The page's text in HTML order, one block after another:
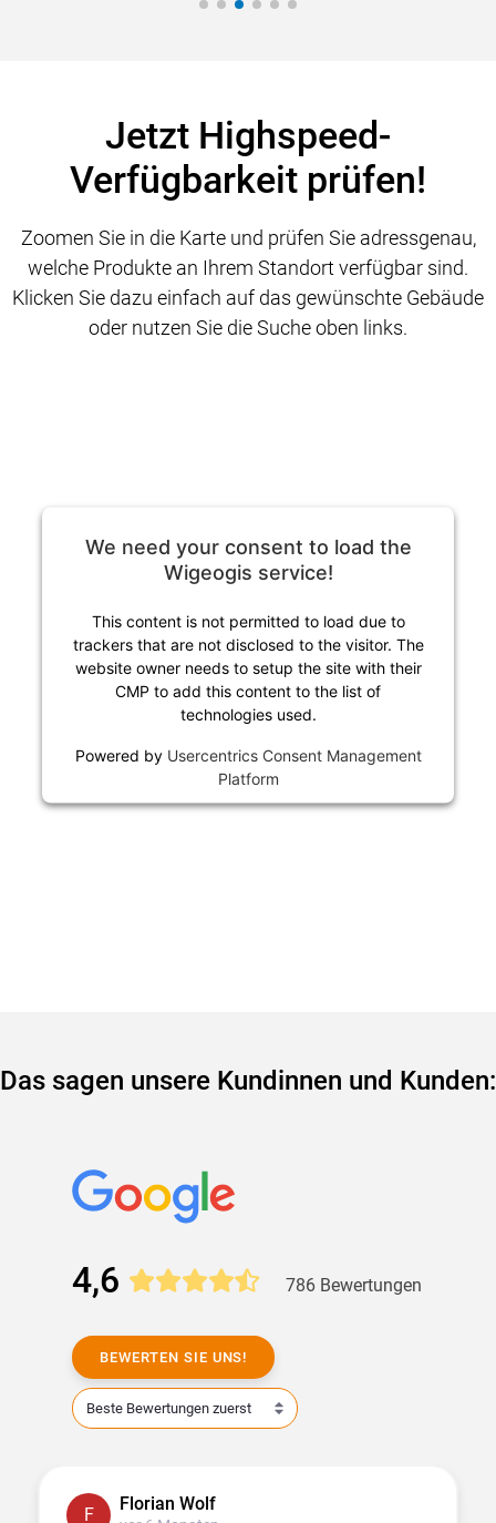
Jetzt Highspeed-
Verfügbarkeit prüfen!
Zoomen Sie in die Karte und prüfen Sie adressgenau,
welche Produkte an Ihrem Standort verfügbar sind.
Klicken Sie dazu einfach auf das gewünschte Gebäude
oder nutzen Sie die Suche oben links.
We need your consent to load the
Wigeogis service!
This content is not permitted to load due to
trackers that are not disclosed to the visitor. The
website owner needs to setup the site with their
CMP to add this content to the list of
technologies used.
Powered by Usercentrics Consent Management
Platform
Das sagen unsere Kundinnen und Kunden:
4,6 786 Bewertungen
BEWERTEN SIE UNS!
F
Florian Wolf